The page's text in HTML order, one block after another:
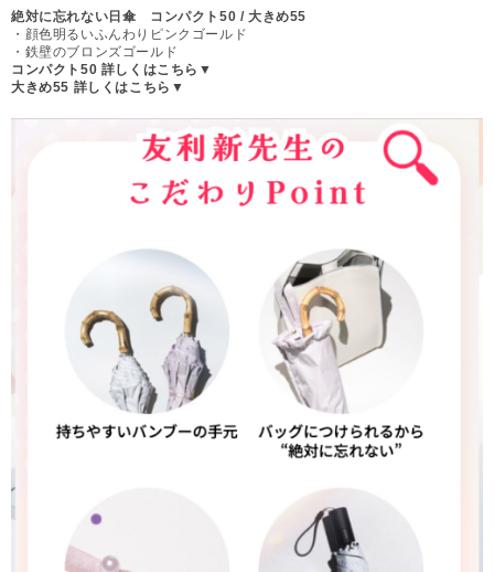
絶対に忘れない日傘 コンパクト50 / 大きめ55
・顔色明るいふんわりピンクゴールド
・鉄壁のブロンズゴールド
コンパクト50 詳しくはこちら▼
大きめ55 詳しくはこちら▼